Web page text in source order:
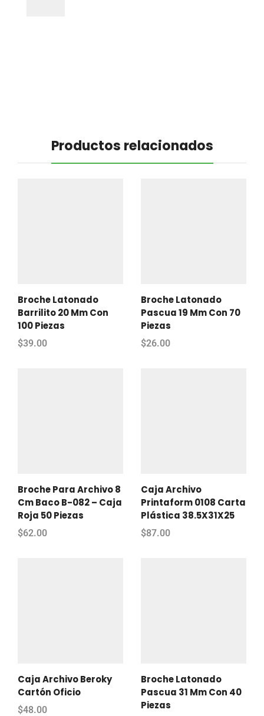
Productos relacionados
Broche Latonado
Barrilito 20 Mm Con
100 Piezas
$39.00
Broche Latonado
Pascua 19 Mm Con 70
Piezas
$26.00
Broche Para Archivo 8
Cm Baco B-082 – Caja
Roja 50 Piezas
$62.00
Caja Archivo
Printaform 0108 Carta
Plástica 38.5X31X25
$87.00
Caja Archivo Beroky
Cartón Oficio
$48.00
Broche Latonado
Pascua 31 Mm Con 40
Piezas